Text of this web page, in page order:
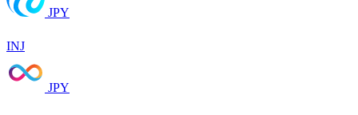
JPY
INJ
JPY